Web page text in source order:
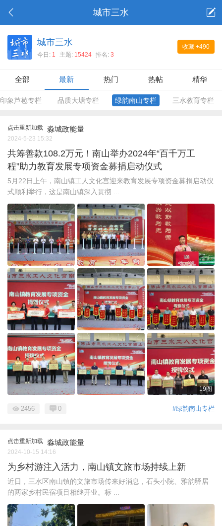
城市三水
收藏 +490
城市三水
今日: 1 主题: 15424 排名: 3
全部 最新 热门 热帖 精华
印象芦苞专栏 品质大塘专栏 绿韵南山专栏 三水教育专栏
点击重新加载 淼城政能量
2024-5-23 15:32
共筹善款108.2万元！南山举办2024年“百千万工
程”助力教育发展专项资金募捐启动仪式
5月22日上午，南山镇工人文化宫迎来教育发展专项资金募捐启动仪
式顺利举行，这是南山镇深入贯彻 ...
19图
#绿韵南山专栏
2456 0
点击重新加载 淼城政能量
2024-10-15 14:16
为乡村游注入活力，南山镇文旅市场持续上新
近日，三水区南山镇的文旅市场传来好消息，石头小院、雅韵驿居
的两家乡村民宿项目相继开业。标 ...